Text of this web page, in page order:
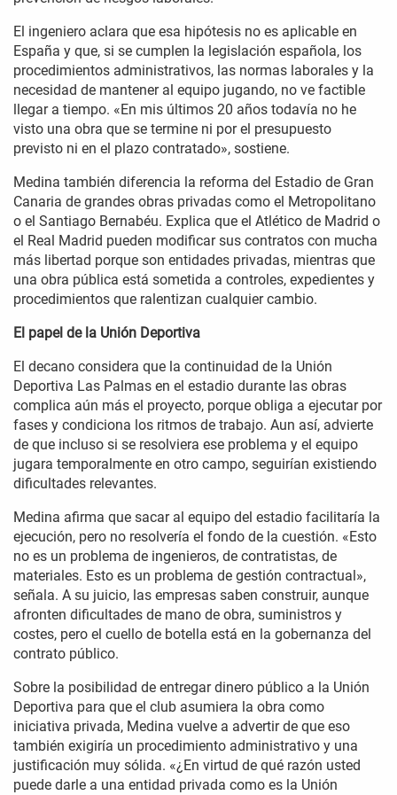
El ingeniero aclara que esa hipótesis no es aplicable en
España y que, si se cumplen la legislación española, los
procedimientos administrativos, las normas laborales y la
necesidad de mantener al equipo jugando, no ve factible
llegar a tiempo. «En mis últimos 20 años todavía no he
visto una obra que se termine ni por el presupuesto
previsto ni en el plazo contratado», sostiene.
Medina también diferencia la reforma del Estadio de Gran
Canaria de grandes obras privadas como el Metropolitano
o el Santiago Bernabéu. Explica que el Atlético de Madrid o
el Real Madrid pueden modificar sus contratos con mucha
más libertad porque son entidades privadas, mientras que
una obra pública está sometida a controles, expedientes y
procedimientos que ralentizan cualquier cambio.
El papel de la Unión Deportiva
El decano considera que la continuidad de la Unión
Deportiva Las Palmas en el estadio durante las obras
complica aún más el proyecto, porque obliga a ejecutar por
fases y condiciona los ritmos de trabajo. Aun así, advierte
de que incluso si se resolviera ese problema y el equipo
jugara temporalmente en otro campo, seguirían existiendo
dificultades relevantes.
Medina afirma que sacar al equipo del estadio facilitaría la
ejecución, pero no resolvería el fondo de la cuestión. «Esto
no es un problema de ingenieros, de contratistas, de
materiales. Esto es un problema de gestión contractual»,
señala. A su juicio, las empresas saben construir, aunque
afronten dificultades de mano de obra, suministros y
costes, pero el cuello de botella está en la gobernanza del
contrato público.
Sobre la posibilidad de entregar dinero público a la Unión
Deportiva para que el club asumiera la obra como
iniciativa privada, Medina vuelve a advertir de que eso
también exigiría un procedimiento administrativo y una
justificación muy sólida. «¿En virtud de qué razón usted
puede darle a una entidad privada como es la Unión